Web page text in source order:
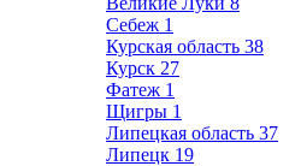
Себеж 1
Курская область 38
Курск 27
Фатеж 1
Щигры 1
Липецкая область 37
Липецк 19